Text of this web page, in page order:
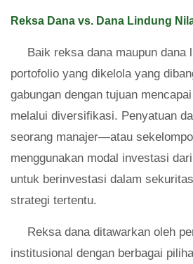
Reksa Dana vs. Dana Lindung
Baik reksa dana maupun dana
portofolio yang dikelola yang
gabungan dengan tujuan
melalui diversifikasi. Penyatuan
seorang manajer—atau
menggunakan modal investasi
untuk berinvestasi dalam
strategi tertentu.
Reksa dana ditawarkan oleh
institusional dengan berbagai